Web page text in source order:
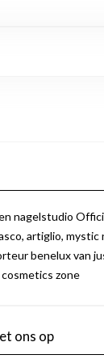
nagelstudio
artiglio, mystic
benelux van
zone
ons op